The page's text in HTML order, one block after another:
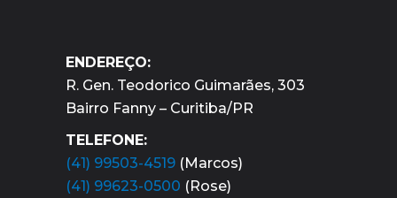
ENDEREÇO:
R. Gen. Teodorico Guimarães, 303
Bairro Fanny – Curitiba/PR
TELEFONE:
(41) 99503-4519 (Marcos)
(41) 99623-0500 (Rose)